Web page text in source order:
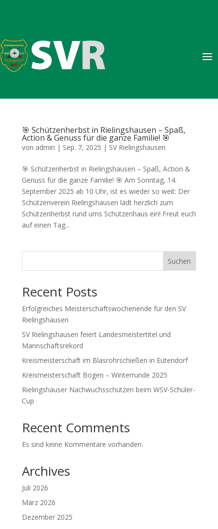
🎯 Schützenherbst in Rielingshausen – Spaß,
Action & Genuss für die ganze Familie! 🎯
von admin | Sep. 7, 2025 | SV Rielingshausen
🎯 Schützenherbst in Rielingshausen – Spaß, Action &
Genuss für die ganze Familie! 🎯 Am Sonntag, 14.
September 2025 ab 10 Uhr, ist es wieder so weit: Der
Schützenverein Rielingshausen lädt herzlich zum
Schützenherbst rund ums Schützenhaus ein! Freut euch
auf einen Tag...
Suchen
Recent Posts
Erfolgreiches Meisterschaftswochenende für den SV
Rielingshausen
SV Rielingshausen feiert Landesmeistertitel und
Mannschaftsrekord
Kreismeisterschaft im Blasrohrschießen in Eutendorf
Kreismeisterschaft Bogen – Winterrunde 2025
Rielingshäuser Nachwuchsschützen beim WSV-Schüler-
Cup
Recent Comments
Es sind keine Kommentare vorhanden.
Archives
Juli 2026
März 2026
Dezember 2025